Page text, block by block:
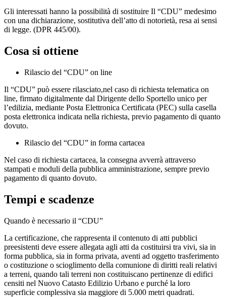
Gli interessati hanno la possibilità di sostituire Il “CDU” medesimo
con una dichiarazione, sostitutiva dell’atto di notorietà, resa ai sensi
di legge. (DPR 445/00).
Cosa si ottiene
Rilascio del “CDU” on line
Il “CDU” può essere rilasciato,nel caso di richiesta telematica on
line, firmato digitalmente dal Dirigente dello Sportello unico per
l’edilizia, mediante Posta Elettronica Certificata (PEC) sulla casella
posta elettronica indicata nella richiesta, previo pagamento di quanto
dovuto.
Rilascio del “CDU” in forma cartacea
Nel caso di richiesta cartacea, la consegna avverrà attraverso
stampati e moduli della pubblica amministrazione, sempre previo
pagamento di quanto dovuto.
Tempi e scadenze
Quando è necessario il “CDU”
La certificazione, che rappresenta il contenuto di atti pubblici
preesistenti deve essere allegata agli atti da costituirsi tra vivi, sia in
forma pubblica, sia in forma privata, aventi ad oggetto trasferimento
o costituzione o scioglimento della comunione di diritti reali relativi
a terreni, quando tali terreni non costituiscano pertinenze di edifici
censiti nel Nuovo Catasto Edilizio Urbano e purché la loro
superficie complessiva sia maggiore di 5.000 metri quadrati.